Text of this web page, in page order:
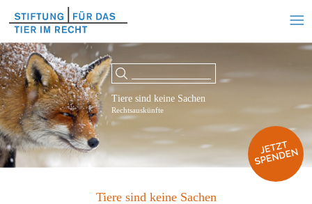
Tiere sind keine Sachen
Rechtsauskünfte
Tiere sind keine Sachen